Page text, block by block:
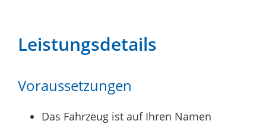
Leistungsdetails
Voraussetzungen
Das Fahrzeug ist auf Ihren Namen